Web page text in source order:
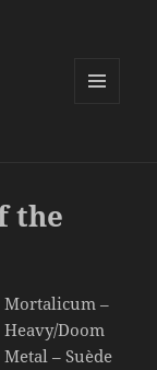
the
Mortalicum –
Heavy/Doom
Metal – Suède